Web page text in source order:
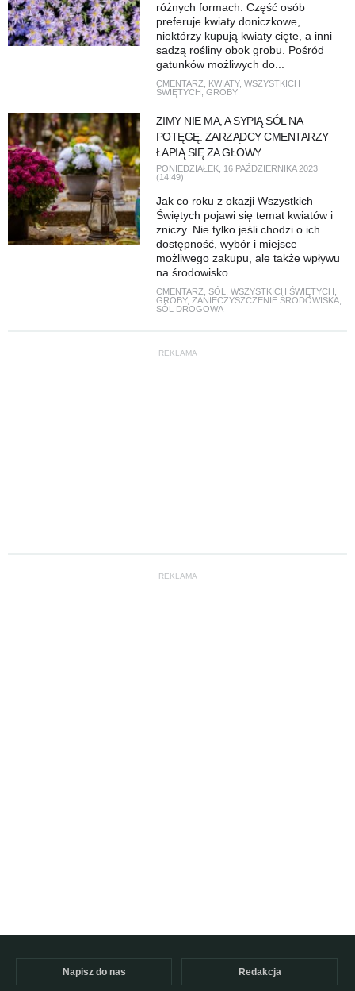
różnych formach. Część osób
preferuje kwiaty doniczkowe,
niektórzy kupują kwiaty cięte, a inni
sadzą rośliny obok grobu. Pośród
gatunków możliwych do...
CMENTARZ KWIATY, WSZYSTKICH
ŚWIĘTYCH GROBY
ZIMY NIE MA, A SYPIĄ SÓL NA
POTĘGĘ. ZARZĄDCY CMENTARZY
ŁAPIĄ SIĘ ZA GŁOWY
PONIEDZIAŁEK, 16 PAŹDZIERNIKA 2023
(14:49)
Jak co roku z okazji Wszystkich
Świętych pojawi się temat kwiatów i
zniczy. Nie tylko jeśli chodzi o ich
dostępność, wybór i miejsce
możliwego zakupu, ale także wpływu
na środowisko....
CMENTARZ SÓL WSZYSTKICH ŚWIĘTYCH
GROBY, ZANIECZYSZCZENIE ŚRODOWISKA,
SÓL DROGOWA
REKLAMA
REKLAMA
Napisz do nas Redakcja